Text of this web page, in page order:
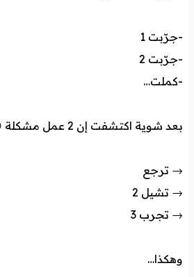
-جرّبت 1
-جرّبت 2
-كملت…
بعد شوية اكتشفت إن 2 عمل مشكلة 😅
→ ترجع
→ تشيل 2
→ تجرب 3
وهكذا…